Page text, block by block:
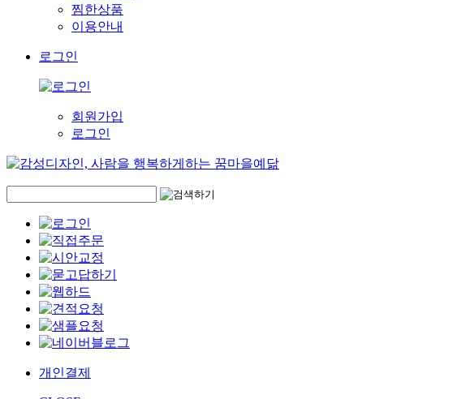
찜한상품
이용안내
로그인
회원가입
로그인
개인결제